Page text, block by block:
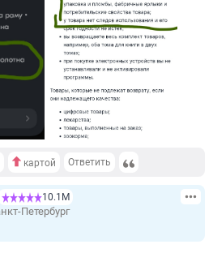
картой Ответить
10.1М
Петербург